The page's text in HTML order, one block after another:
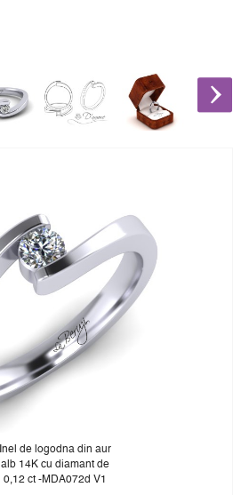
Inel de logodna din aur
alb 14K cu diamant de
0,12 ct -MDA072d V1